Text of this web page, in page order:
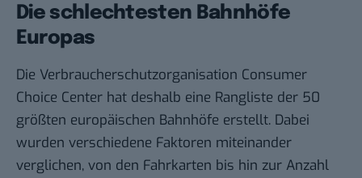
Die schlechtesten Bahnhöfe
Europas
Die Verbraucherschutzorganisation Consumer
Choice Center hat deshalb eine Rangliste der 50
größten europäischen Bahnhöfe erstellt. Dabei
wurden verschiedene Faktoren miteinander
verglichen, von den Fahrkarten bis hin zur Anzahl